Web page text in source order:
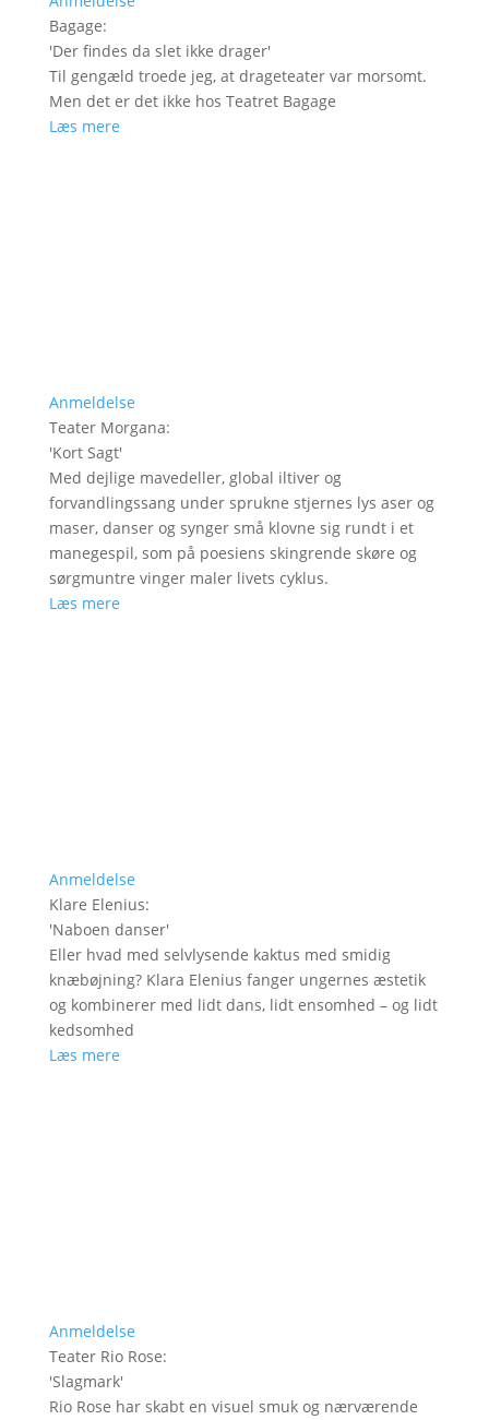
Bagage:
'Der findes da slet ikke drager'
Til gengæld troede jeg, at drageteater var morsomt.
Men det er det ikke hos Teatret Bagage
Læs mere
Anmeldelse
Teater Morgana:
'Kort Sagt'
Med dejlige mavedeller, global iltiver og
forvandlingssang under sprukne stjernes lys aser og
maser, danser og synger små klovne sig rundt i et
manegespil, som på poesiens skingrende skøre og
sørgmuntre vinger maler livets cyklus.
Læs mere
Anmeldelse
Klare Elenius:
'Naboen danser'
Eller hvad med selvlysende kaktus med smidig
knæbøjning? Klara Elenius fanger ungernes æstetik
og kombinerer med lidt dans, lidt ensomhed – og lidt
kedsomhed
Læs mere
Anmeldelse
Teater Rio Rose:
'Slagmark'
Rio Rose har skabt en visuel smuk og nærværende